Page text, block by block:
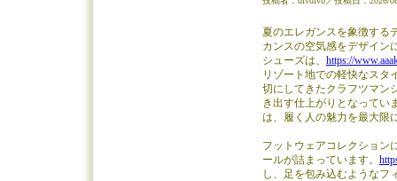
夏のエレガンスを象徴する
カンスの空気感をデザイン
シューズは、 https://
リゾート地での軽快なスタ
切にしてきたクラフツマン
き出す仕上がりとなってい
は、履く人の魅力を最大限
フットウェアコレクション
ールが詰まっています。
し、足を包み込むようなフ